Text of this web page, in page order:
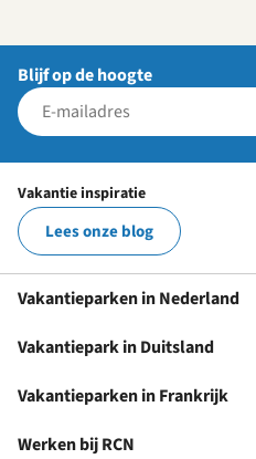
Blijf op de hoogte
Vakantie inspiratie
Lees onze blog
Vakantieparken in Nederland
Vakantiepark in Duitsland
Vakantieparken in Frankrijk
Werken bij RCN